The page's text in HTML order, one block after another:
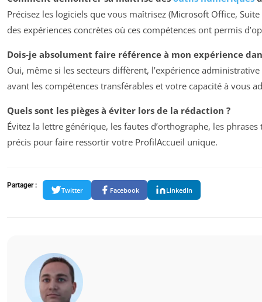
Précisez les logiciels que vous maîtrisez (Microsoft Office,
des expériences concrètes où ces compétences ont permis
Dois-je absolument faire référence à mon expérience
Oui, même si les secteurs diffèrent, l’expérience
avant les compétences transférables et votre capacité à vous
Quels sont les pièges à éviter lors de la rédaction ?
Évitez la lettre générique, les fautes d’orthographe, les
précis pour faire ressortir votre ProfilAccueil unique.
Partager :
Twitter Facebook LinkedIn